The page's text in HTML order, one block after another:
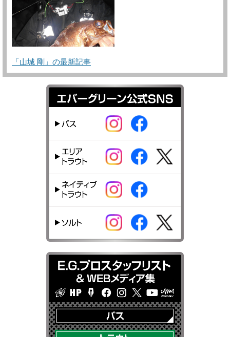
「山城 剛」の最新記事